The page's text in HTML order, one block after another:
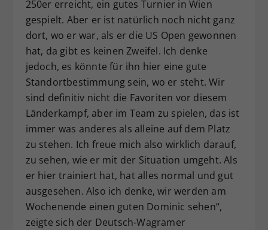
250er erreicht, ein gutes Turnier in Wien
gespielt. Aber er ist natürlich noch nicht ganz
dort, wo er war, als er die US Open gewonnen
hat, da gibt es keinen Zweifel. Ich denke
jedoch, es könnte für ihn hier eine gute
Standortbestimmung sein, wo er steht. Wir
sind definitiv nicht die Favoriten vor diesem
Länderkampf, aber im Team zu spielen, das ist
immer was anderes als alleine auf dem Platz
zu stehen. Ich freue mich also wirklich darauf,
zu sehen, wie er mit der Situation umgeht. Als
er hier trainiert hat, hat alles normal und gut
ausgesehen. Also ich denke, wir werden am
Wochenende einen guten Dominic sehen“,
zeigte sich der Deutsch-Wagramer